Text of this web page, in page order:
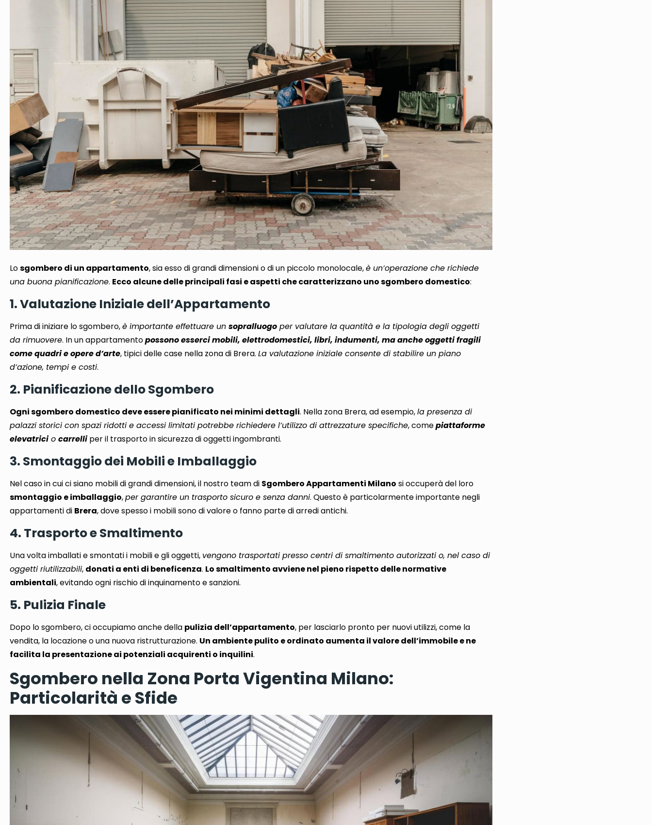
Losgombero di un appartamento, sia esso di grandi dimensioni o di un piccolo monolocale,è un’operazione che richiede
una buona pianificazione. Ecco alcune delle principali fasi e aspetti che caratterizzano uno sgombero domestico:
1. Valutazione Iniziale dell’Appartamento
Prima di iniziare lo sgombero,è importante effettuare unsopralluogo per valutare la quantità e la tipologia degli oggetti
da rimuovere. In un appartamentopossono esserci mobili, elettrodomestici, libri, indumenti, ma anche oggetti fragili
come quadri e opere d’arte, tipici delle case nella zona di Brera.La valutazione iniziale consente di stabilire un piano
d’azione, tempi e costi.
2. Pianificazione dello Sgombero
Ogni sgombero domestico deve essere pianificato nei minimi dettagli. Nella zona Brera, ad esempio,la presenza di
palazzi storici con spazi ridotti e accessi limitati potrebbe richiedere l’utilizzo di attrezzature specifiche, comepiattaforme
elevatriciocarrelliper il trasporto in sicurezza di oggetti ingombranti.
3. Smontaggio dei Mobili e Imballaggio
Nel caso in cui ci siano mobili di grandi dimensioni, il nostro team di Sgombero Appartamenti Milano si occuperà del loro
smontaggio e imballaggio,per garantire un trasporto sicuro e senza danni. Questo è particolarmente importante negli
appartamenti di Brera, dove spesso i mobili sono di valore o fanno parte di arredi antichi.
4. Trasporto e Smaltimento
Una volta imballati e smontati i mobili e gli oggetti, vengono trasportati presso centri di smaltimento autorizzati o, nel caso di
oggetti riutilizzabili, donati a enti di beneficenza. Lo smaltimento avviene nel pieno rispetto delle normative
ambientali, evitando ogni rischio di inquinamento e sanzioni.
5. Pulizia Finale
Dopo lo sgombero, ci occupiamo anche della pulizia dell’appartamento, per lasciarlo pronto per nuovi utilizzi, come la
vendita, la locazione o una nuova ristrutturazione. Un ambiente pulito e ordinato aumenta il valore dell’immobile e ne
facilita la presentazione ai potenziali acquirenti o inquilini.
Sgombero nella Zona Porta Vigentina Milano:
Particolarità e Sfide